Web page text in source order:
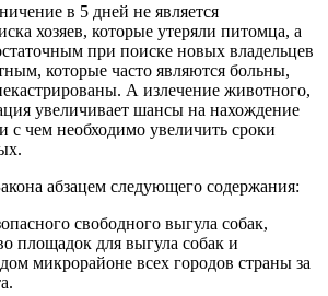
в 5 дней не является
хозяев, которые утеряли питомца, а
при поиске новых владельцев
которые часто являются больны,
А излечение животного,
увеличивает шансы на нахождение
с чем необходимо увеличить сроки
абзацем следующего содержания:
свободного выгула собак,
площадок для выгула собак и
микрорайоне всех городов страны за